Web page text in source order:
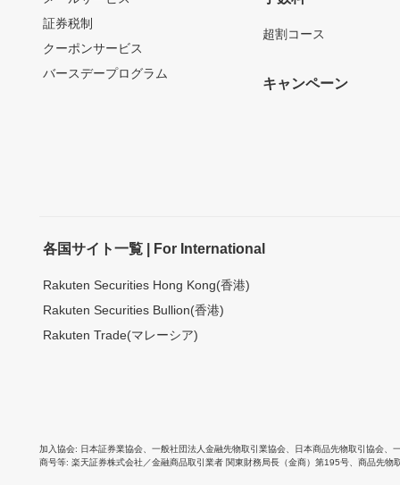
証券税制
クーポンサービス
バースデープログラム
超割コース
キャンペーン
各国サイト一覧 | For International
Rakuten Securities Hong Kong(香港)
Rakuten Securities Bullion(香港)
Rakuten Trade(マレーシア)
加入協会 日本証券業協会 一般社団法人金融先物取引業協会 日本商品先物取引協会
商号等 楽天証券株式会社／金融商品取引業者 関東財務局長（金商）第195号、商品先物